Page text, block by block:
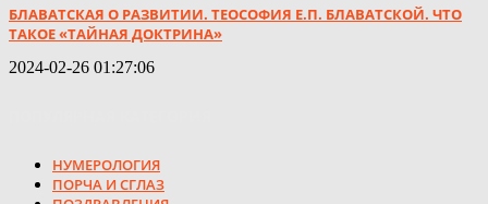
БЛАВАТСКАЯ О РАЗВИТИИ. ТЕОСОФИЯ Е.П. БЛАВАТСКОЙ. ЧТО
ТАКОЕ «ТАЙНАЯ ДОКТРИНА»
2024-02-26 01:27:06
НУМЕРОЛОГИЯ
ПОРЧА И СГЛАЗ